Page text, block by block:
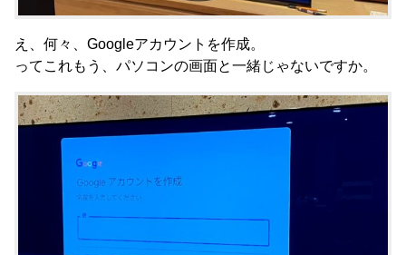
え、何々、Googleアカウントを作成。
ってこれもう、パソコンの画面と一緒じゃないですか。